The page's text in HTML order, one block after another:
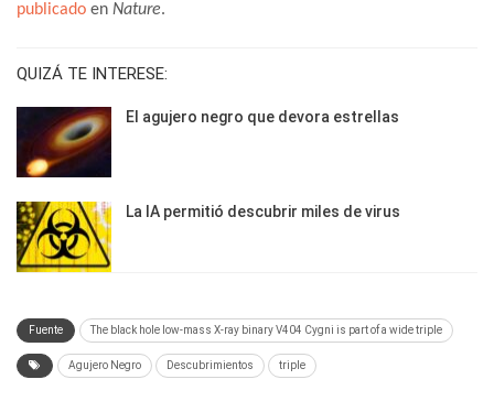
publicado en Nature.
QUIZÁ TE INTERESE:
El agujero negro que devora estrellas
La IA permitió descubrir miles de virus
Fuente The black hole low-mass X-ray binary V404 Cygni is part of a wide triple
Agujero Negro Descubrimientos triple